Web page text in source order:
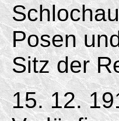
Posen
Sitz der
15. 12.